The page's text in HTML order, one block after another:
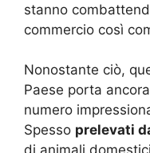
stanno
commercio così
Nonostante ciò,
Paese porta
numero
Spesso prelevati